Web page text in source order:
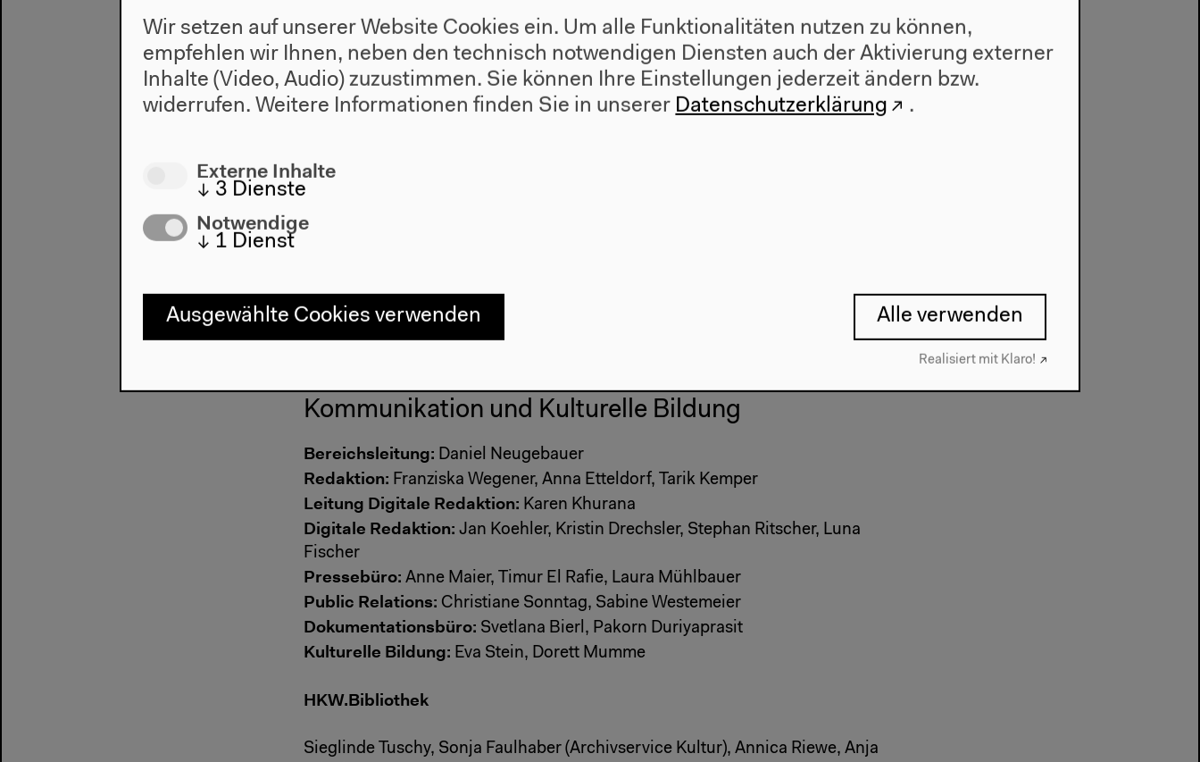
Technik
Technischer Leiter: Matthias Helfer
Leiter der Veranstaltungstechnik: Benjamin Pohl
Leiter Ton- und Videotechnik:
Meister Halle:
Ton- und Videotechnik:
Anastasios Papiomytoglou
Leonardo Rende, Nicholas Tanton, Patrik Vogt, Jason Dorn, Eduardo Adao
Abdala, Bastian Heide, Marcus Köhler, Lucas Kämmerer, Marlene Merchert,
Leonard Brunner, Marcos Pérez
Kommunikation und Kulturelle Bildung
Bereichsleitung: Daniel Neugebauer
Redaktion: Franziska Wegener, Anna Etteldorf, Tarik Kemper
Leitung Digitale Redaktion: Karen Khurana
Digitale Redaktion: Jan Koehler, Kristin Drechsler, Stephan Ritscher, Luna
Fischer
Pressebüro: Anne Maier, Timur El Rafie, Laura Mühlbauer
Public Relations: Christiane Sonntag, Sabine Westemeier
Dokumentationsbüro: Svetlana Bierl, Pakorn Duriyaprasit
Kulturelle Bildung: Eva Stein, Dorett Mumme
HKW.Bibliothek
Sieglinde Tuschy, Sonja Faulhaber (Archivservice Kultur), Annica Riewe, Anja
Wir setzen auf unserer Website Cookies ein. Um alle Funktionalitäten nutzen zu können,
empfehlen wir Ihnen, neben den technisch notwendigen Diensten auch der Aktivierung externer
Inhalte (Video, Audio) zuzustimmen. Sie können Ihre Einstellungen jederzeit ändern bzw.
widerrufen. Weitere Informationen finden Sie in unserer Datenschutzerklärung .
Externe Inhalte
↓ 3 Dienste
Notwendige
↓ 1 Dienst
Ausgewählte Cookies verwenden Alle verwenden
Realisiert mit Klaro!